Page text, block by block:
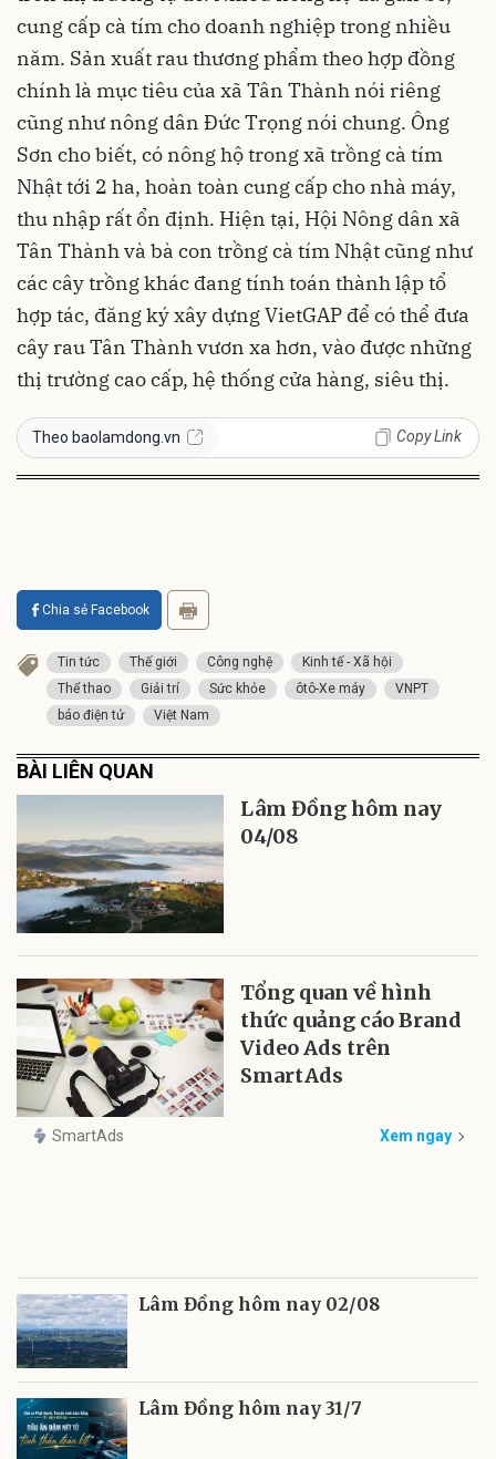
cung cấp cà tím cho doanh nghiệp trong nhiều
năm. Sản xuất rau thương phẩm theo hợp đồng
chính là mục tiêu của xã Tân Thành nói riêng
cũng như nông dân Đức Trọng nói chung. Ông
Sơn cho biết, có nông hộ trong xã trồng cà tím
Nhật tới 2 ha, hoàn toàn cung cấp cho nhà máy,
thu nhập rất ổn định. Hiện tại, Hội Nông dân xã
Tân Thành và bà con trồng cà tím Nhật cũng như
các cây trồng khác đang tính toán thành lập tổ
hợp tác, đăng ký xây dựng VietGAP để có thể đưa
cây rau Tân Thành vươn xa hơn, vào được những
thị trường cao cấp, hệ thống cửa hàng, siêu thị.
Theo baolamdong.vn Copy Link
Chia sẻ Facebook
Tin tức Thế giới Công nghệ
Kinh tế - Xã hội
Thể thao
Giải trí Sức khỏe ôtô-Xe máy
VNPT
báo điện tử
Việt Nam
BÀI LIÊN QUAN
Lâm Đồng hôm nay
04/08
Tổng quan về hình
thức quảng cáo Brand
Video Ads trên
SmartAds
SmartAds Xem ngay
Lâm Đồng hôm nay 02/08
Lâm Đồng hôm nay 31/7